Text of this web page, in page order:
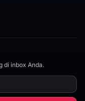
di inbox Anda.